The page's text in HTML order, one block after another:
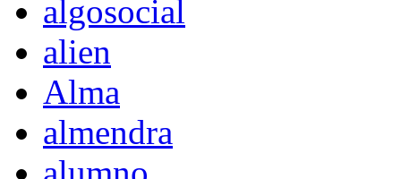
algosocial
alien
Alma
almendra